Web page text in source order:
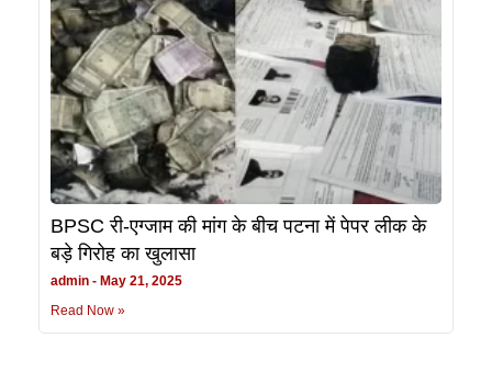
BPSC री-एग्जाम की मांग के बीच पटना में पेपर लीक के
बड़े गिरोह का खुलासा
admin
May 21, 2025
Read Now »